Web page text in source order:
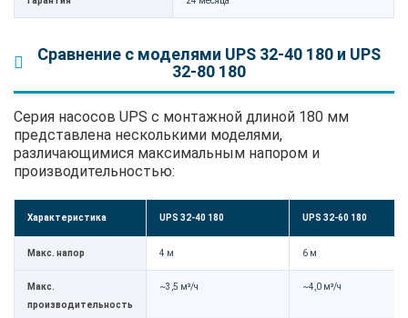
Сравнение с моделями UPS 32-40 180 и UPS
32-80 180
Серия насосов UPS с монтажной длиной 180 мм
представлена несколькими моделями,
различающимися максимальным напором и
производительностью:
Характеристика UPS 32-40 180 UPS 32-60 180
Макс. напор 4 м 6 м
Макс.
производительность
~3,5 м³/ч ~4,0 м³/ч